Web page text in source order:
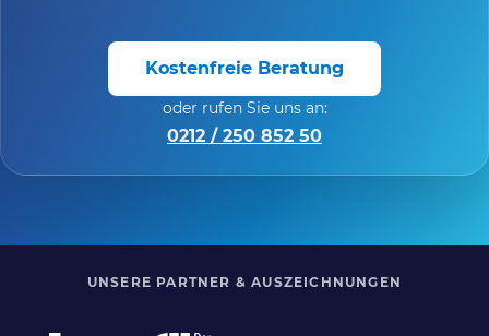
Kostenfreie Beratung
oder rufen Sie uns an:
0212 / 250 852 50
UNSERE PARTNER & AUSZEICHNUNGEN